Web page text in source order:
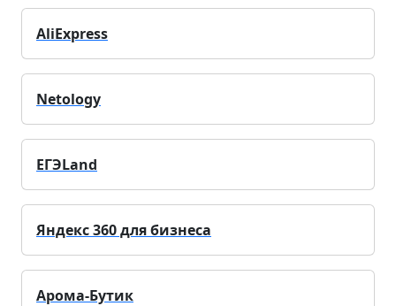
AliExpress
Netology
ЕГЭLand
Яндекс 360 для бизнеса
Арома-Бутик